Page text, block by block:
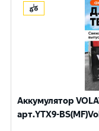
Аккумулятор
арт.YTX9-